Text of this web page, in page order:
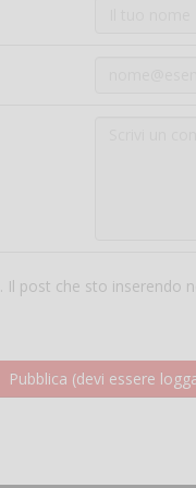
. Il post che sto inserendo